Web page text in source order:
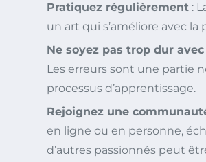
Pratiquez régulièrement :
un art qui s’améliore avec la
Ne soyez pas trop dur
Les erreurs sont une partie
processus d’apprentissage.
Rejoignez une
en ligne ou en personne,
d’autres passionnés peut